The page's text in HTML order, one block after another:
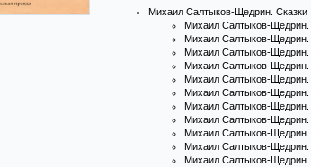
Михаил Салтыков-Щедрин. Сказки
Михаил Салтыков-Щедрин.
Михаил Салтыков-Щедрин.
Михаил Салтыков-Щедрин.
Михаил Салтыков-Щедрин.
Михаил Салтыков-Щедрин.
Михаил Салтыков-Щедрин.
Михаил Салтыков-Щедрин.
Михаил Салтыков-Щедрин.
Михаил Салтыков-Щедрин.
Михаил Салтыков-Щедрин.
Михаил Салтыков-Щедрин.